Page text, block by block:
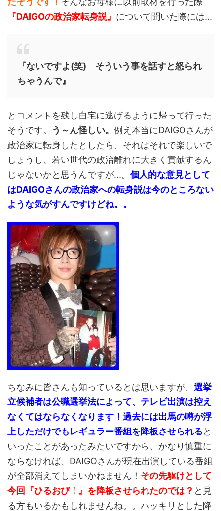
『DAIGOの政治家転身説』 について聞いた際には...
『ないですよ(笑) そういう事を話すと怒られ
ちゃうんで』
とコメントを残し自宅に逃げるように帰って行った
そうです。
う～ん怪しい。 例え本当にDAIGOさんが
政治家に転身したとしたら、それはそれで楽しいで
しょうし、若い世代の政治離れに大きく貢献するん
じゃないかと思うんですが...。 個人的な意見として
はDAIGOさんの政治家への転身説は今のところない
ような気がすんですけどね。。
ちなみに皆さんも知っているとは思いますが、 選挙
立候補者は公職選挙法によって、テレビ出演は控え
なくてはならなくなります！過去には出馬の噂が浮
上しただけでもレギュラー番組を降板させられると
いったことがあったみたいですから、かなり慎重に
ならなければ、DAIGOさんが現在出演している番組
が全部消えてしまいかねません！ その先駆けとして
今回『ひるおび！』を降板させられたのでは？ と見
る方もいるかもしれませんね。。ハッキリとした降